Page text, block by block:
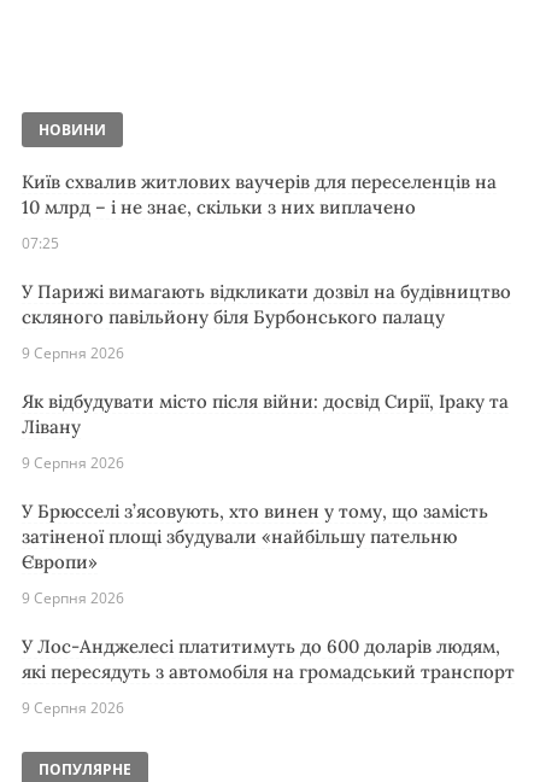
НОВИНИ
Київ схвалив житлових ваучерів для переселенців на
10 млрд – і не знає, скільки з них виплачено
07:25
У Парижі вимагають відкликати дозвіл на будівництво
скляного павільйону біля Бурбонського палацу
9 Серпня 2026
Як відбудувати місто після війни: досвід Сирії, Іраку та
Лівану
9 Серпня 2026
У Брюсселі з’ясовують, хто винен у тому, що замість
затіненої площі збудували «найбільшу пательню
Європи»
9 Серпня 2026
У Лос-Анджелесі платитимуть до 600 доларів людям,
які пересядуть з автомобіля на громадський транспорт
9 Серпня 2026
ПОПУЛЯРНЕ